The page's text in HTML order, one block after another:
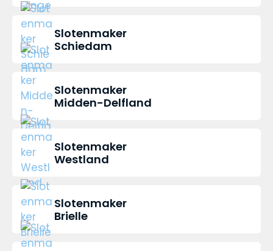
Slotenmaker
Schiedam
Slotenmaker
Midden-Delfland
Slotenmaker
Westland
Slotenmaker
Brielle